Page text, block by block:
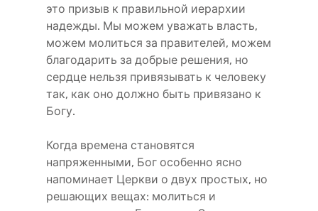
это призыв к правильной иерархии
надежды. Мы можем уважать власть,
можем молиться за правителей, можем
благодарить за добрые решения, но
сердце нельзя привязывать к человеку
так, как оно должно быть привязано к
Богу.
Когда времена становятся
напряженными, Бог особенно ясно
напоминает Церкви о двух простых, но
решающих вещах: молиться и